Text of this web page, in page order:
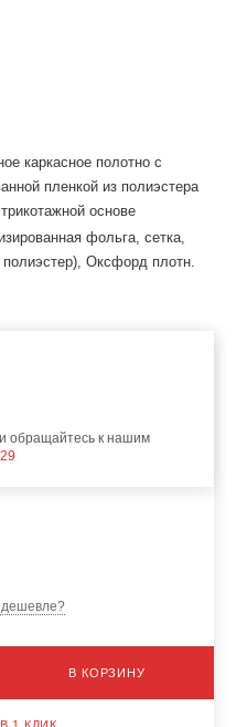
каркасное полотно с
пленкой из полиэстера
основе
фольга, сетка,
Оксфорд плотн.
обращайтесь к нашим
В КОРЗИНУ